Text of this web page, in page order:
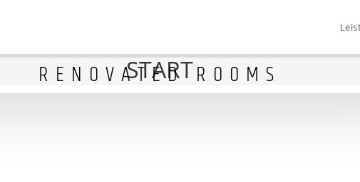
START
RENOVATED ROOMS